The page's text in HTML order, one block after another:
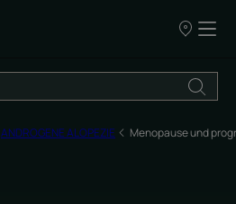
UNSERE
ANDROGENE ALOPEZIE Menopause und